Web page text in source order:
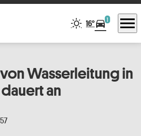
16°directions_car1 menu
Wasserleitung in
an